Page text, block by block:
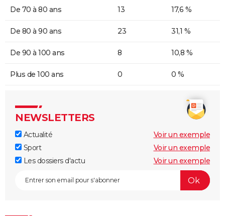
De 70 à 80 ans 13 17,6 %
De 80 à 90 ans 23 31,1 %
De 90 à 100 ans 8 10,8 %
Plus de 100 ans 0 0 %
NEWSLETTERS
Actualité
Voir un exemple
Sport
Voir un exemple
Les dossiers d'actu
Voir un exemple